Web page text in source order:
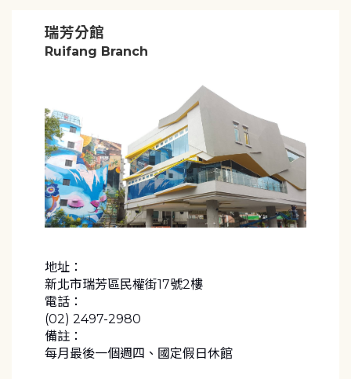
瑞芳分館
Ruifang Branch
地址：
新北市瑞芳區民權街17號2樓
電話：
(02) 2497-2980
備註：
每月最後一個週四、國定假日休館